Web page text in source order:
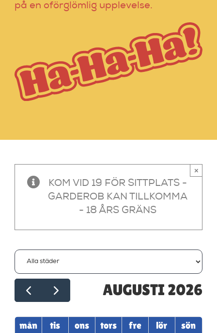
på en oförglömlig upplevelse.
KOM VID 19 FÖR SITTPLATS -
GARDEROB KAN TILLKOMMA
- 18 ÅRS GRÄNS
×
AUGUSTI 2026
mån tis ons tors fre lör sön